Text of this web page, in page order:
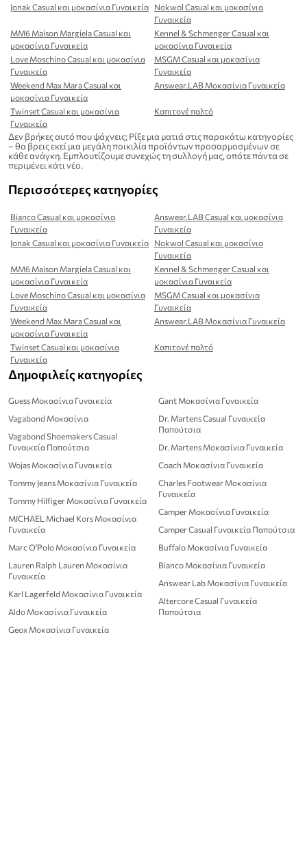
Jonak Casual και μοκασίνια Γυναικεία
Nokwol Casual και μοκασίνια
Γυναικεία
MM6 Maison Margiela Casual και
μοκασίνια Γυναικεία
Kennel & Schmenger Casual και
μοκασίνια Γυναικεία
Love Moschino Casual και μοκασίνια
Γυναικεία
MSGM Casual και μοκασίνια
Γυναικεία
Weekend Max Mara Casual και
μοκασίνια Γυναικεία
Answear.LAB Μοκασίνια Γυναικεία
Twinset Casual και μοκασίνια
Γυναικεία
Καπιτονέ παλτό
Δεν βρήκες αυτό που ψάχνεις; Ρίξε μια ματιά στις παρακάτω κατηγορίες
– θα βρεις εκεί μια μεγάλη ποικιλία προϊόντων προσαρμοσμένων σε
κάθε ανάγκη. Εμπλουτίζουμε συνεχώς τη συλλογή μας, οπότε πάντα σε
περιμένει κάτι νέο.
Περισσότερες κατηγορίες
Bianco Casual και μοκασίνια
Γυναικεία
Answear.LAB Casual και μοκασίνια
Γυναικεία
Jonak Casual και μοκασίνια Γυναικεία
Nokwol Casual και μοκασίνια
Γυναικεία
MM6 Maison Margiela Casual και
μοκασίνια Γυναικεία
Kennel & Schmenger Casual και
μοκασίνια Γυναικεία
Love Moschino Casual και μοκασίνια
Γυναικεία
MSGM Casual και μοκασίνια
Γυναικεία
Weekend Max Mara Casual και
μοκασίνια Γυναικεία
Answear.LAB Μοκασίνια Γυναικεία
Twinset Casual και μοκασίνια
Γυναικεία
Καπιτονέ παλτό
Δημοφιλείς κατηγορίες
Guess Μοκασίνια Γυναικεία
Vagabond Μοκασίνια
Vagabond Shoemakers Casual
Γυναικεία Παπούτσια
Wojas Μοκασίνια Γυναικεία
Tommy Jeans Μοκασίνια Γυναικεία
Tommy Hilfiger Μοκασίνια Γυναικεία
MICHAEL Michael Kors Μοκασίνια
Γυναικεία
Marc O'Polo Μοκασίνια Γυναικεία
Lauren Ralph Lauren Μοκασίνια
Γυναικεία
Karl Lagerfeld Μοκασίνια Γυναικεία
Aldo Μοκασίνια Γυναικεία
Geox Μοκασίνια Γυναικεία
Gant Μοκασίνια Γυναικεία
Dr. Martens Casual Γυναικεία
Παπούτσια
Dr. Martens Μοκασίνια Γυναικεία
Coach Μοκασίνια Γυναικεία
Charles Footwear Μοκασίνια
Γυναικεία
Camper Μοκασίνια Γυναικεία
Camper Casual Γυναικεία Παπούτσια
Buffalo Μοκασίνια Γυναικεία
Bianco Μοκασίνια Γυναικεία
Answear Lab Μοκασίνια Γυναικεία
Altercore Casual Γυναικεία
Παπούτσια